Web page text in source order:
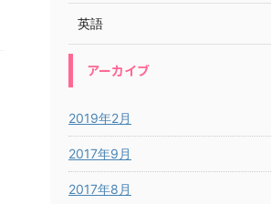
英語
アーカイブ
2019年2月
2017年9月
2017年8月